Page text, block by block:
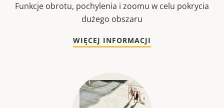
Funkcje obrotu, pochylenia i zoomu w celu pokrycia
dużego obszaru
WIĘCEJ INFORMACJI